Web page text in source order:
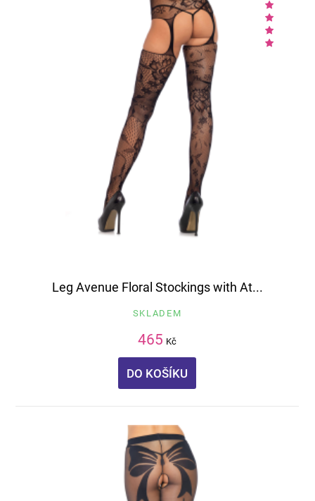
Leg Avenue Floral Stockings with At...
SKLADEM
465 Kč
DO KOŠÍKU